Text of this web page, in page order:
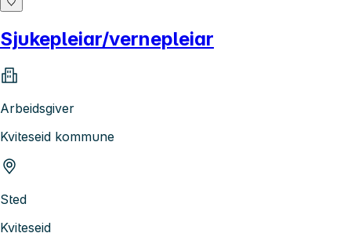
Sjukepleiar/vernepleiar
Arbeidsgiver
Kviteseid kommune
Sted
Kviteseid